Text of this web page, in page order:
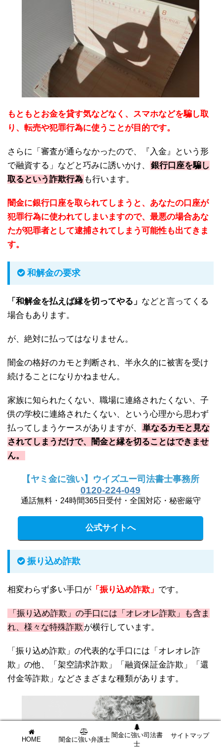
もともとお金を貸す気などなく、スマホなどを騙し取
り、転売や犯罪行為に使うことが目的です。
さらに「審査が通らなかったので、『入金』という形
で融資する」などと巧みに誘いかけ、
銀行口座を騙し
取るという詐欺行為 も行います。
闇金に銀行口座を取られてしまうと、あなたの口座が
犯罪行為に使われてしまいますので、最悪の場合あな
たが犯罪者として逮捕されてしまう可能性も出てきま
す。
和解金の要求
「和解金を払えば縁を切ってやる」 などと言ってくる
場合もあります。
が、絶対に払ってはなりません。
闇金の格好のカモと判断され、半永久的に被害を受け
続けることになりかねません。
家族に知られたくない、職場に連絡されたくない、子
供の学校に連絡されたくない、という心理から思わず
払ってしまうケースがありますが、
単なるカモと見な
されてしまうだけで、闇金と縁を切ることはできませ
ん。
【ヤミ金に強い】ウイズユー司法書士事務所
0120-224-049
通話無料・24時間365日受付・全国対応・秘密厳守
公式サイトへ
振り込め詐欺
相変わらず多い手口が 「振り込め詐欺」 です。
「振り込め詐欺」の手口には「オレオレ詐欺」も含ま
れ、様々な特殊詐欺 が横行しています。
「振り込め詐欺」の代表的な手口には「オレオレ詐
欺」の他、「架空請求詐欺」「融資保証金詐欺」「還
付金等詐欺」などさまざまな種類があります。
HOME 闇金に強い弁護士
闇金に強い司法書
士
サイトマップ